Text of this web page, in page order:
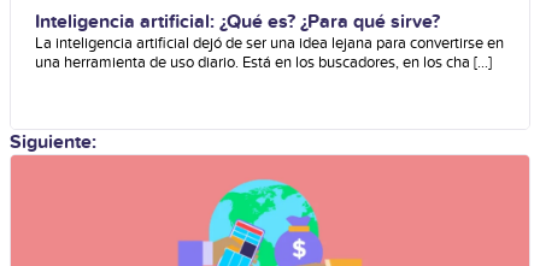
Inteligencia artificial: ¿Qué es? ¿Para qué sirve?
La inteligencia artificial dejó de ser una idea lejana para convertirse en
una herramienta de uso diario. Está en los buscadores, en los cha [...]
Siguiente: